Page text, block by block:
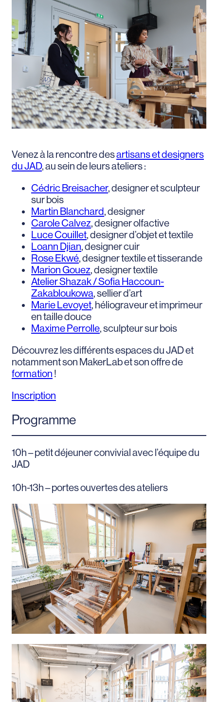
Venez à la rencontre desartisans et designers
du JAD, au sein de leurs ateliers :
Cédric Breisacher, designer et sculpteur
sur bois
Martin Blanchard, designer
Carole Calvez, designer olfactive
Luce Couillet, designer d’objet et textile
Loann Djian, designer cuir
Rose Ekwé, designer textile et tisserande
Marion Gouez, designer textile
Atelier Shazak / Sofia Haccoun-
Zakabloukowa, sellier d’art
Marie Levoyet, héliograveur et imprimeur
en taille douce
Maxime Perrolle, sculpteur sur bois
Découvrez les différents espaces du JAD et
notamment son MakerLab et son offre de
formation !
Inscription
Programme
10h – petit déjeuner convivial avec l’équipe du
JAD
10h-13h – portes ouvertes des ateliers